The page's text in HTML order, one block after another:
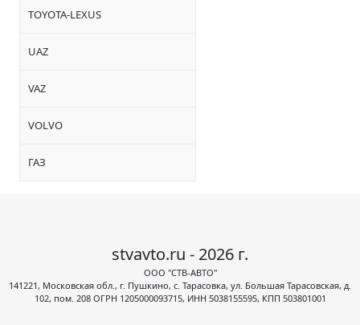
TOYOTA-LEXUS
UAZ
VAZ
VOLVO
ГАЗ
stvavto.ru - 2026 г.
ООО "СТВ-АВТО"
141221, Московская обл., г. Пушкино, с. Тарасовка, ул. Большая Тарасовская, д.
102, пом. 208 ОГРН 1205000093715, ИНН 5038155595, КПП 503801001